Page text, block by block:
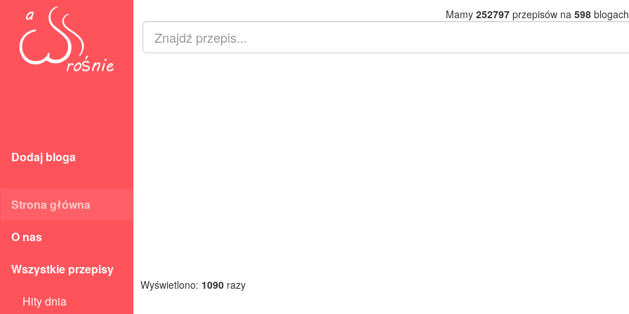
Dodaj bloga
Strona główna
O nas
Wszystkie przepisy
Hity dnia
Mamy 252797przepisów na 598
Wyświetlono: 1090 razy